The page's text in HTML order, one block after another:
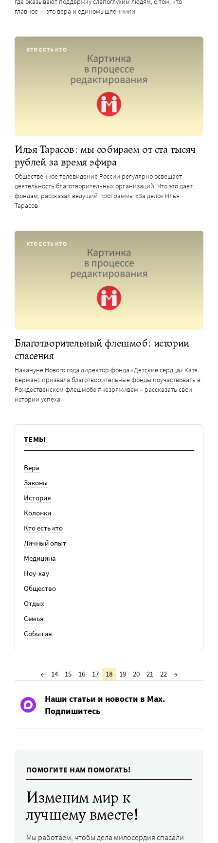
главное — это вера и единомышленники
КТО ЕСТЬ КТО
Илья Тарасов: мы собираем от ста тысяч
рублей за время эфира
Общественное телевидение России регулярно освещает
деятельность благотворительных организаций. Что это дает
фондам, рассказал ведущий программы «За дело» Илья
Тарасов
КТО ЕСТЬ КТО
Благотворительный флешмоб: истории
спасения
Накануне Нового года директор фонда «Детские сердца» Катя
Бермант призвала благотворительные фонды поучаствовать в
Рождественском флешмобе #незряживем – рассказать свои
истории успеха.
ТЕМЫ
Вера
Законы
История
Колонки
Кто есть кто
Личный опыт
Медицина
Ноу-хау
Общество
Отдых
Семья
События
← 14 15 16 17 18 19 20 21 22 →
Наши статьи и новости в Max.
Подпишитесь
ПОМОГИТЕ НАМ ПОМОГАТЬ!
Изменим мир к
лучшему вместе!
Мы работаем, чтобы дела милосердия спасали